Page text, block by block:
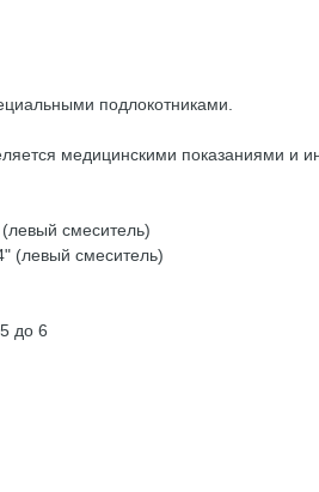
подлокотниками.
медицинскими показаниями и
смеситель)
(левый смеситель)
до 6